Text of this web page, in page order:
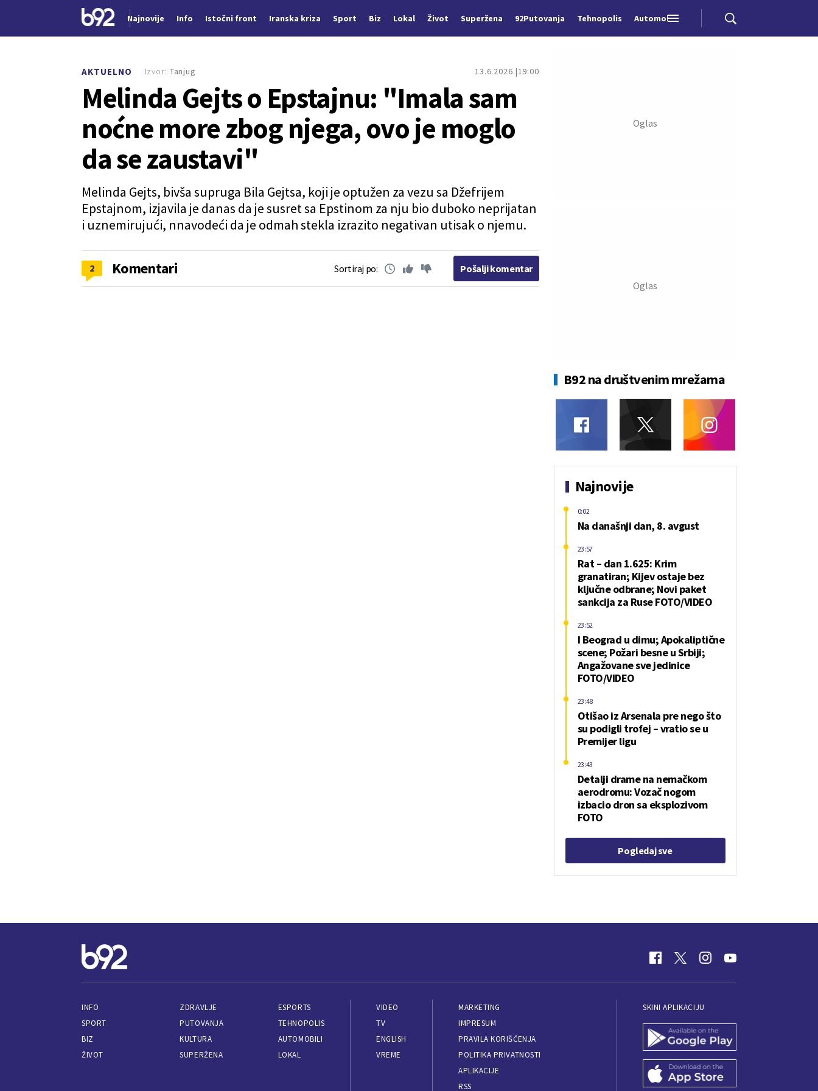
Najnovije Info Istočni front Iranska kriza Sport Biz Lokal Život Superžena 92Putovanja Tehnopolis Automobili
AKTUELNO 13.6.2026. 19:00
Melinda Gejts o Epstajnu: "Imala sam
noćne more zbog njega, ovo je moglo
da se zaustavi"
Melinda Gejts, bivša supruga Bila Gejtsa, koji je optužen za vezu sa Džefrijem
Epstajnom, izjavila je danas da je susret sa Epstinom za nju bio duboko neprijatan
i uznemirujući, nnavodeći da je odmah stekla izrazito negativan utisak o njemu.
Izvor: Tanjug
2 Komentari Sortiraj po: Pošalji komentar
B92 na društvenim mrežama
Najnovije
Na današnji dan, 8. avgust
0:02
Rat – dan 1.625: Krim
granatiran; Kijev ostaje bez
ključne odbrane; Novi paket
sankcija za Ruse FOTO/VIDEO
23:57
I Beograd u dimu; Apokaliptične
scene; Požari besne u Srbiji;
Angažovane sve jedinice
FOTO/VIDEO
23:52
Otišao iz Arsenala pre nego što
su podigli trofej – vratio se u
Premijer ligu
23:48
Detalji drame na nemačkom
aerodromu: Vozač nogom
izbacio dron sa eksplozivom
FOTO
23:43
Pogledaj sve
INFO
SPORT
BIZ
ŽIVOT
ZDRAVLJE
PUTOVANJA
KULTURA
SUPERŽENA
ESPORTS
TEHNOPOLIS
AUTOMOBILI
LOKAL
VIDEO
TV
ENGLISH
VREME
MARKETING
IMPRESUM
PRAVILA KORIŠĆENJA
POLITIKA PRIVATNOSTI
APLIKACIJE
RSS
SKINI APLIKACIJU